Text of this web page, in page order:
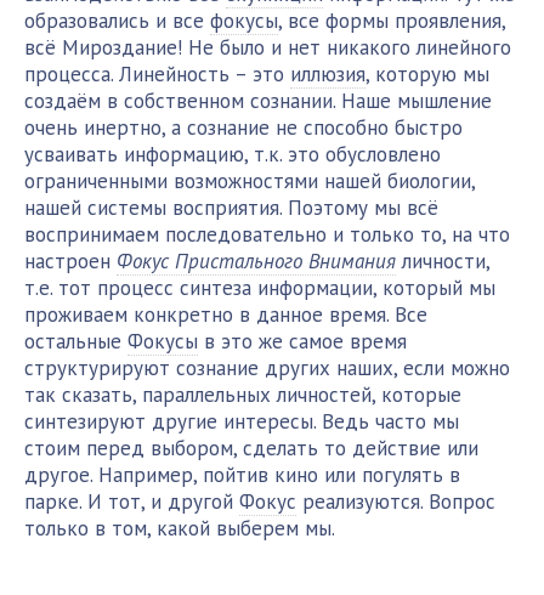
образовались и все фокусы, все формы проявления,
всё Мироздание! Не было и нет никакого линейного
процесса. Линейность – это иллюзия, которую мы
создаём в собственном сознании. Наше мышление
очень инертно, а сознание не способно быстро
усваивать информацию, т.к. это обусловлено
ограниченными возможностями нашей биологии,
нашей системы восприятия. Поэтому мы всё
воспринимаем последовательно и только то, на что
настроен Фокус Пристального Вниманияличности,
т.е. тот процесс синтеза информации, который мы
проживаем конкретно в данное время. Все
остальные Фокусы в это же самое время
структурируют сознание других наших, если можно
так сказать, параллельных личностей, которые
синтезируют другие интересы. Ведь часто мы
стоим перед выбором, сделать то действие или
другое. Например, пойтив кино или погулять в
парке. И тот, и другой Фокус реализуются. Вопрос
только в том, какой выберем мы.